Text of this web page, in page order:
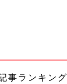
事ランキング